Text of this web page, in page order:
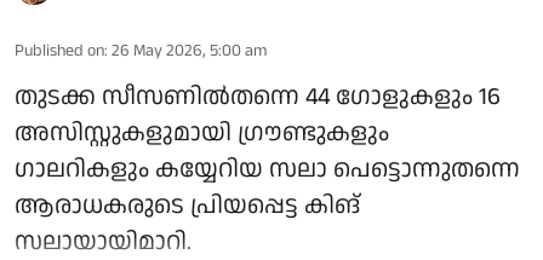
Published on: 26 May 2026, 5:00 am
തുടക്ക സീസണിൽതന്നെ 44 ​ഗോളുകളും 16
അസിസ്റ്റുകളുമായി ​​ഗ്രൗണ്ടുകളും
ഗാലറികളും കയ്യേറിയ സലാ പെട്ടൊന്നുതന്നെ
ആരാധകരുടെ പ്രിയപ്പെട്ട കിങ്
സലായായിമാറി.